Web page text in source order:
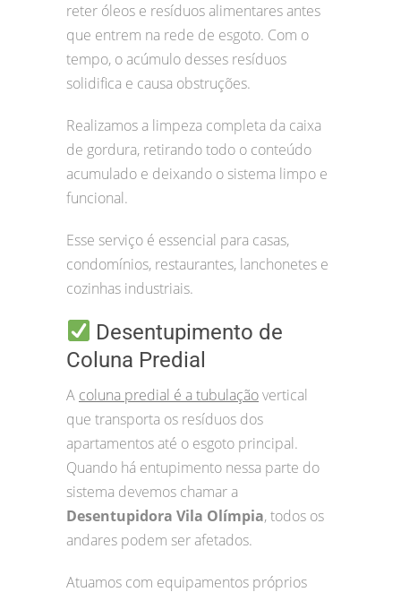
reter óleos e resíduos alimentares antes
que entrem na rede de esgoto. Com o
tempo, o acúmulo desses resíduos
solidifica e causa obstruções.
Realizamos a limpeza completa da caixa
de gordura, retirando todo o conteúdo
acumulado e deixando o sistema limpo e
funcional.
Esse serviço é essencial para casas,
condomínios, restaurantes, lanchonetes e
cozinhas industriais.
Desentupimento de
Coluna Predial
A coluna predial é a tubulaçãovertical
que transporta os resíduos dos
apartamentos até o esgoto principal.
Quando há entupimento nessa parte do
sistema devemos chamar a
Desentupidora Vila Olímpia, todos os
andares podem ser afetados.
Atuamos com equipamentos próprios